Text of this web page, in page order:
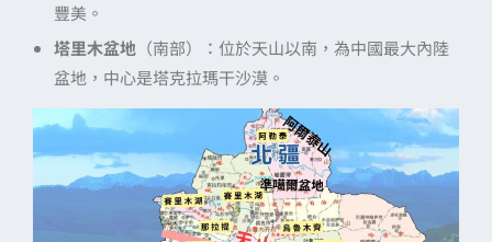
豐美。
塔里木盆地（南部）：位於天山以南，為中國最大內陸
盆地，中心是塔克拉瑪干沙漠。